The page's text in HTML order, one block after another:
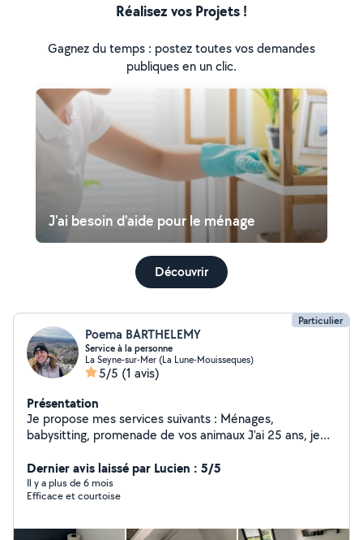
Réalisez vos Projets !
Gagnez du temps : postez toutes vos demandes
publiques en un clic.
J'ai besoin d'aide pour le ménage
Découvrir
Particulier
Poema BARTHELEMY
Service à la personne
La Seyne-sur-Mer (La Lune-Mouisseques)
5/5 (1 avis)
Présentation
Je propose mes services suivants : Ménages,
babysitting, promenade de vos animaux J'ai 25 ans, je
Dernier avis laissé par Lucien : 5/5
Il y a plus de 6 mois
Efficace et courtoise